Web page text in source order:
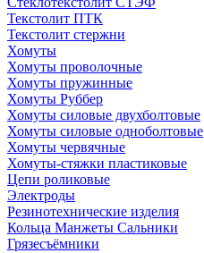
Текстолит ПТК
Текстолит стержни
Хомуты
Хомуты проволочные
Хомуты пружинные
Хомуты Руббер
Хомуты силовые двухболтовые
Хомуты силовые одноболтовые
Хомуты червячные
Хомуты-стяжки пластиковые
Цепи роликовые
Электроды
Резинотехнические изделия
Кольца Манжеты Сальники
Грязесъёмники